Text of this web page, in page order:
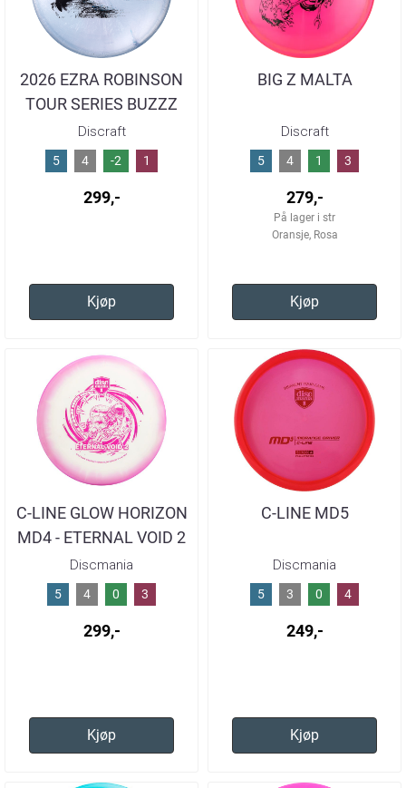
2026 EZRA ROBINSON
TOUR SERIES BUZZZ
SS
Discraft
5 4 -2 1
299,-
Kjøp
BIG Z MALTA
Discraft
5 4 1 3
279,-
På lager i str
Oransje, Rosa
Kjøp
C-LINE GLOW HORIZON
MD4 - ETERNAL VOID 2
Discmania
5 4 0 3
299,-
Kjøp
C-LINE MD5
Discmania
5 3 0 4
249,-
Kjøp